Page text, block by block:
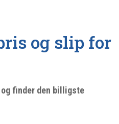
og slip for
finder den billigste